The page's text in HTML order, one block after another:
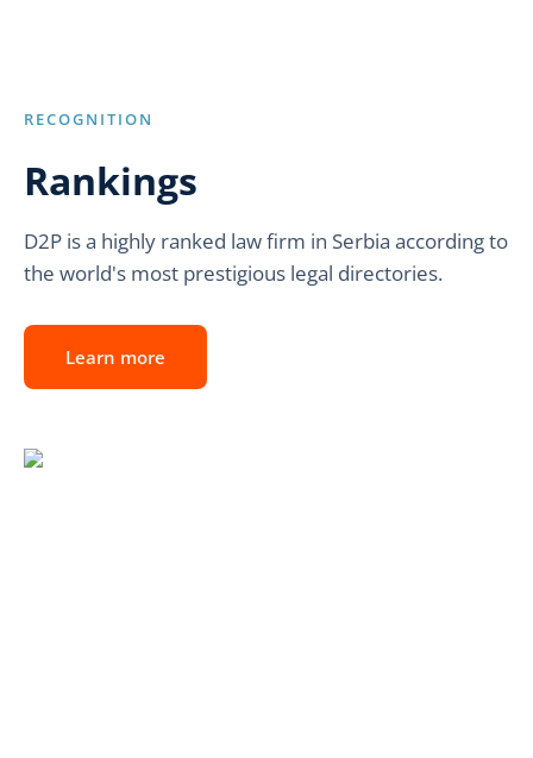
RECOGNITION
Rankings
D2P is a highly ranked law firm in Serbia according to
the world's most prestigious legal directories.
Learn more